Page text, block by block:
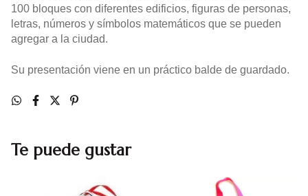
100 bloques con diferentes edificios, figuras de personas,
letras, números y símbolos matemáticos que se pueden
agregar a la ciudad.
Su presentación viene en un práctico balde de guardado.
Te puede gustar